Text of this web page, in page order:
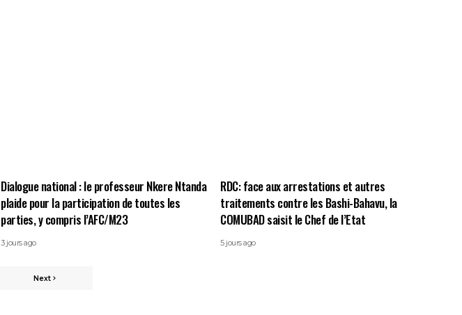
Dialogue national : le professeur Nkere Ntanda
plaide pour la participation de toutes les
parties, y compris l’AFC/M23
3 jours ago
RDC: face aux arrestations et autres
traitements contre les Bashi-Bahavu, la
COMUBAD saisit le Chef de l’Etat
5 jours ago
Next